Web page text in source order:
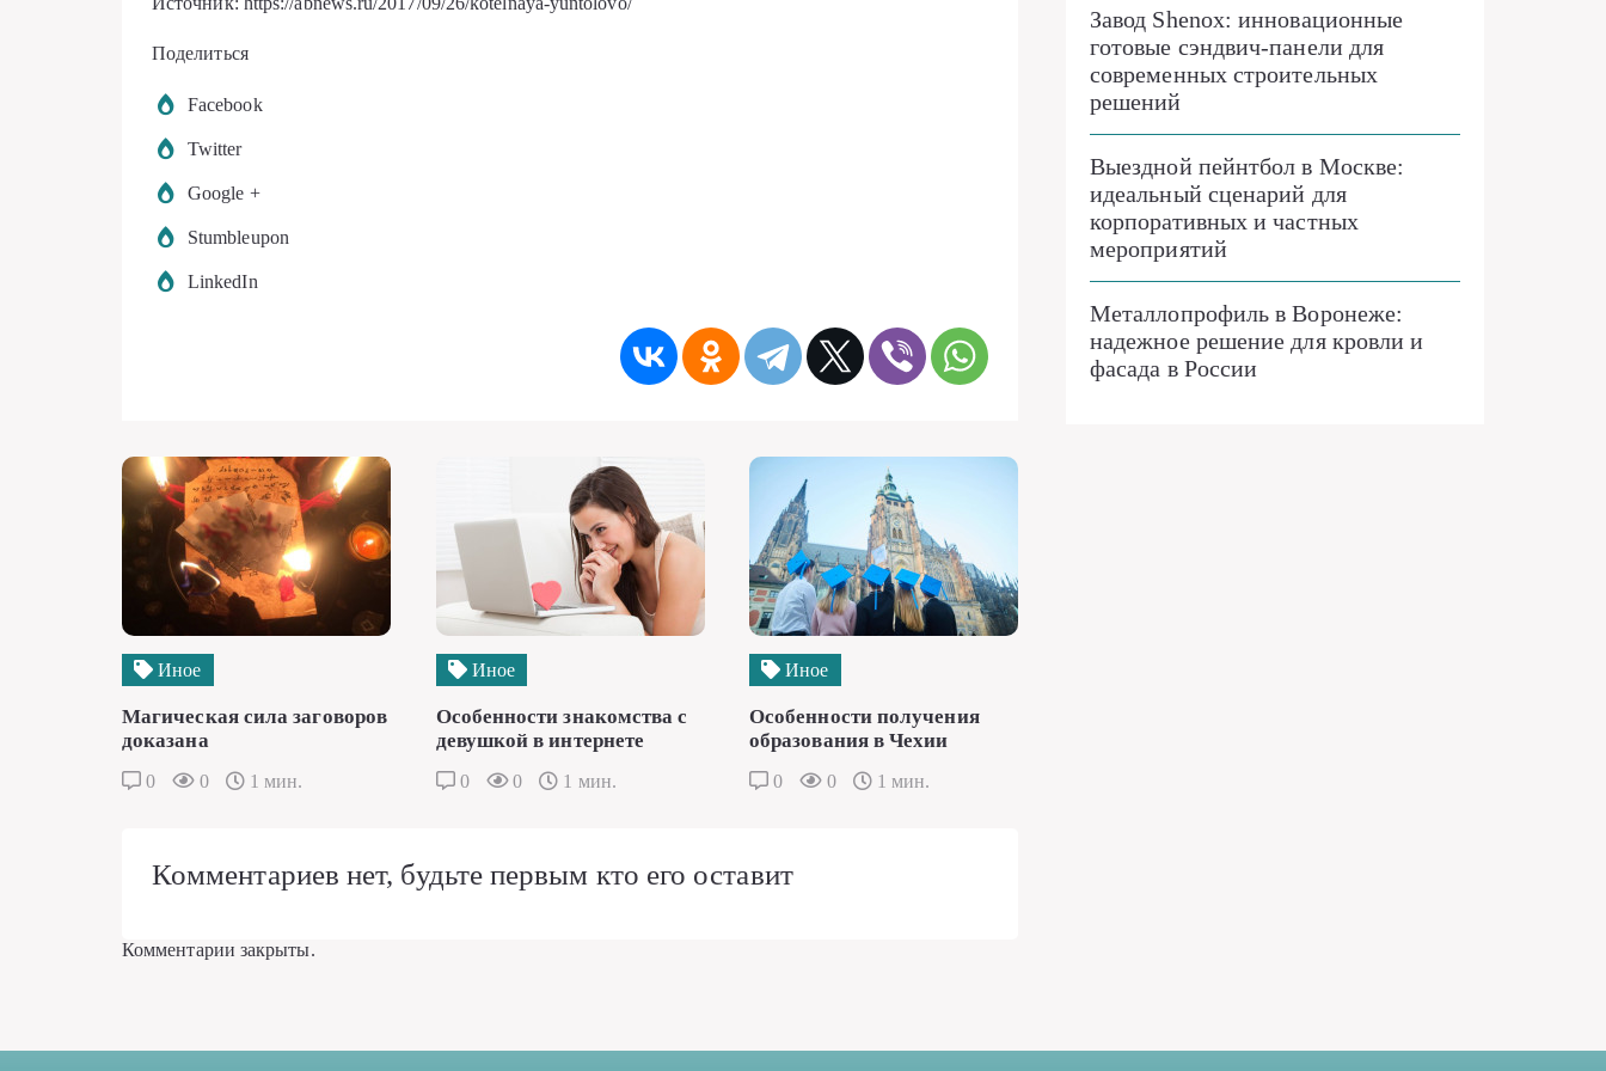
Поделиться
Facebook
Twitter
Google +
Stumbleupon
LinkedIn
Иное
Магическая сила заговоров
доказана
0 0 1 мин.
Иное
Особенности знакомства с
девушкой в интернете
0 0 1 мин.
Иное
Особенности получения
образования в Чехии
0 0 1 мин.
Комментариев нет, будьте первым кто его оставит
Комментарии закрыты.
Завод Shenox: инновационные
готовые сэндвич-панели для
современных строительных
решений
Выездной пейнтбол в Москве:
идеальный сценарий для
корпоративных и частных
мероприятий
Металлопрофиль в Воронеже:
надежное решение для кровли и
фасада в России